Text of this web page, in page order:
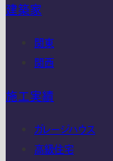
建築家
関東
関西
施工実績
ガレージハウス
高級住宅